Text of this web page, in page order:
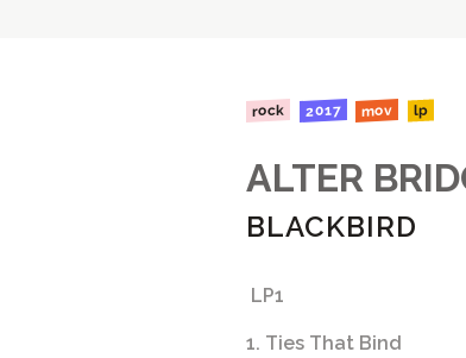
rock 2017 mov lp
ALTER
BLACKBIRD
LP1
1. Ties That Bind